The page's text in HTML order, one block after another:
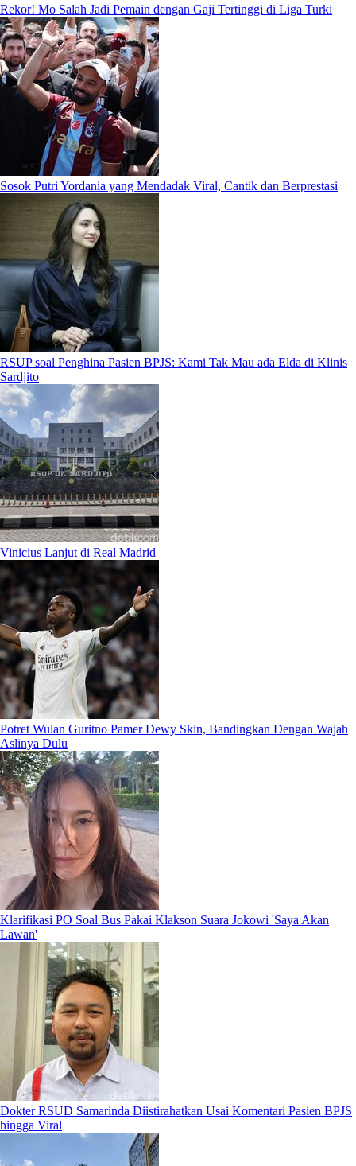
Rekor! Mo Salah Jadi Pemain dengan Gaji Tertinggi di Liga Turki
Sosok Putri Yordania yang Mendadak Viral, Cantik dan Berprestasi
RSUP soal Penghina Pasien BPJS: Kami Tak Mau ada Elda di Klinis
Sardjito
Vinicius Lanjut di Real Madrid
Potret Wulan Guritno Pamer Dewy Skin, Bandingkan Dengan Wajah
Aslinya Dulu
Klarifikasi PO Soal Bus Pakai Klakson Suara Jokowi 'Saya Akan
Lawan'
Dokter RSUD Samarinda Diistirahatkan Usai Komentari Pasien BPJS
hingga Viral